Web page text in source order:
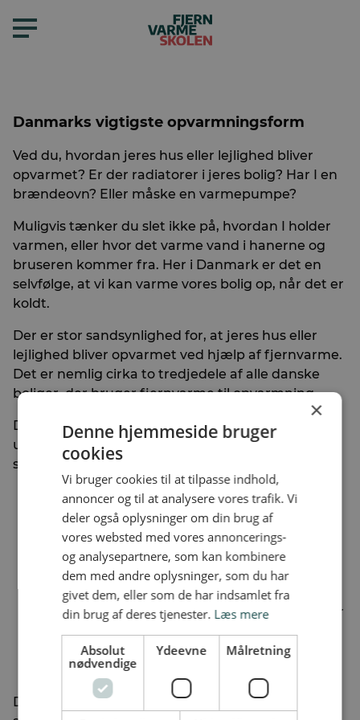
Danmarks vigtigste opvarmningsform
Ved du, hvordan jeres hus eller lejlighed bliver
opvarmet? Er der radiatorer i jeres bolig? Har I en
brændeovn? Eller måske en varmepumpe?
Muligvis tænker du slet ikke på, hvordan I holder
varmen, eller hvor det varme vand i hanerne og
bruseren kommer fra. Her i Danmark er det en
selvfølge, at vi kan varme vores bolig op, når det er
koldt.
Der er stor sandsynlighed for, at jeres hus eller
lejlighed bliver opvarmet ved hjælp af fjernvarme.
Det er nemlig cirka to tredjedele af alle danske
boliger, der bruger fjernvarme til opvarmning.
Det skal du lære meget mere om i dette
undervisningsforløb, hvor du kan få svar på
spørgsmål som:
Hvad er fjernvarme?
Kan fjernvarme både opvarme og afkøle en
bolig?
Hvilke fordele er der ved fjernvarme?
Hvor kommer energien til fjernvarme fra?
Er der fjernvarme i andre lande?
Hvordan sikrer vi, at fjernvarme også fungerer
i en kritisk situation?
Hvordan kan vi i fremtiden opvarme vores
boliger mere miljøvenligt end i dag?
Du skal ikke kun læse om fjernvarme. Sammen
×
Denne hjemmeside bruger
cookies
Vi bruger cookies til at tilpasse indhold,
annoncer og til at analysere vores trafik. Vi
deler også oplysninger om din brug af
vores websted med vores annoncerings-
og analysepartnere, som kan kombinere
dem med andre oplysninger, som du har
givet dem, eller som de har indsamlet fra
din brug af deres tjenester. Læs mere
Absolut
nødvendige
Ydeevne Målretning